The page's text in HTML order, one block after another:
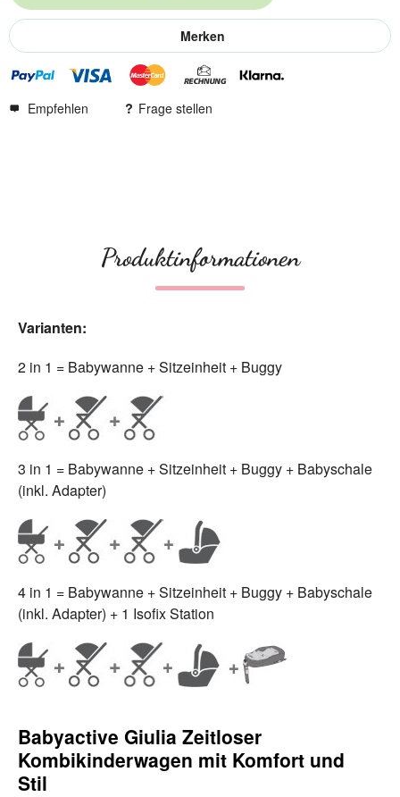
Merken
Empfehlen Frage stellen
Produktinformationen
Varianten:
2 in 1 = Babywanne + Sitzeinheit + Buggy
3 in 1 = Babywanne + Sitzeinheit + Buggy + Babyschale
(inkl. Adapter)
4 in 1 = Babywanne + Sitzeinheit + Buggy + Babyschale
(inkl. Adapter) + 1 Isofix Station
Babyactive Giulia Zeitloser
Kombikinderwagen mit Komfort und
Stil